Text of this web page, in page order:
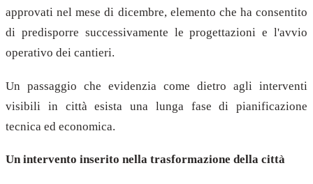
approvati nel mese di dicembre, elemento che ha consentito
di predisporre successivamente le progettazioni e l'avvio
operativo dei cantieri.
Un passaggio che evidenzia come dietro agli interventi
visibili in città esista una lunga fase di pianificazione
tecnica ed economica.
Un intervento inserito nella trasformazione della città